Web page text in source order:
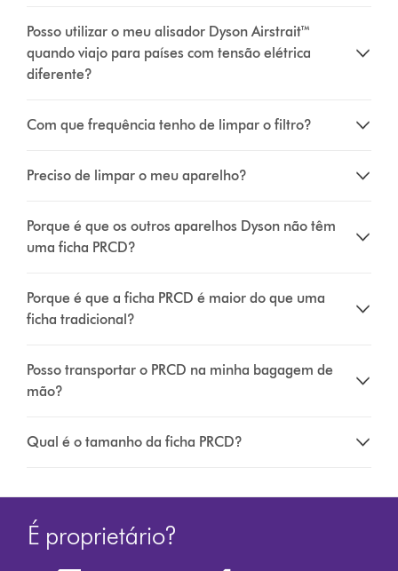
Posso utilizar o meu alisador Dyson Airstrait™
quando viajo para países com tensão elétrica
diferente?
Com que frequência tenho de limpar o filtro?
Preciso de limpar o meu aparelho?
Porque é que os outros aparelhos Dyson não têm
uma ficha PRCD?
Porque é que a ficha PRCD é maior do que uma
ficha tradicional?
Posso transportar o PRCD na minha bagagem de
mão?
Qual é o tamanho da ficha PRCD?
É proprietário?